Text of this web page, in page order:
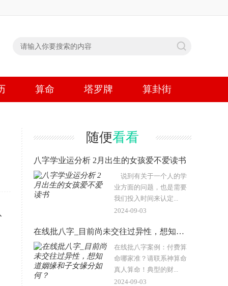
算命 塔罗牌 算卦街
随便看看
八字学业运分析 2月出生的女孩爱不爱读书
说到有关于一个人的学
业方面的问题，也是需要
我们投入时间来认定...
2024-09-03
在线批八字_目前尚未交往过异性，想知道姻缘和子女缘分如何？
在线批八字案例：付费算
命哪家准？请联系神算命
真人算命！典型的财...
2024-09-03